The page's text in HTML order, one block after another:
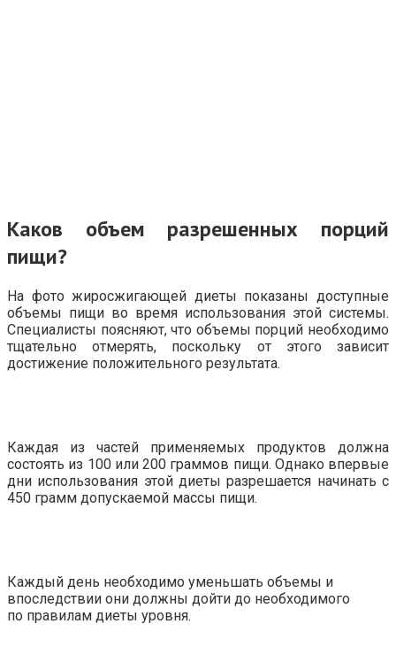
Каков объем разрешенных порций
пищи?
На фото жиросжигающей диеты показаны доступные
объемы пищи во время использования этой системы.
Специалисты поясняют, что объемы порций необходимо
тщательно отмерять, поскольку от этого зависит
достижение положительного результата.
Каждая из частей применяемых продуктов должна
состоять из 100 или 200 граммов пищи. Однако впервые
дни использования этой диеты разрешается начинать с
450 грамм допускаемой массы пищи.
Каждый день необходимо уменьшать объемы и
впоследствии они должны дойти до необходимого
по правилам диеты уровня.